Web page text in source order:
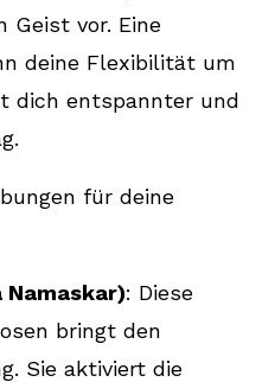
Geist vor. Eine
deine Flexibilität um
dich entspannter und
für deine
Namaskar): Diese
bringt den
Sie aktiviert die